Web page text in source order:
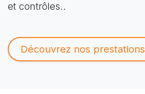
et contrôles..
Découvrez nos prestations